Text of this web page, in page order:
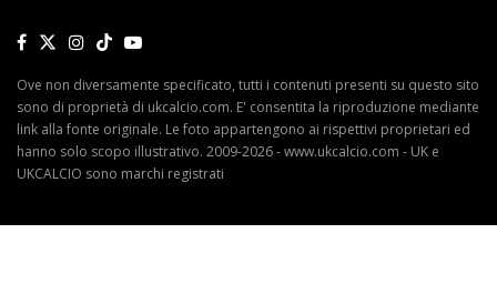
Ove non diversamente specificato, tutti i contenuti presenti su questo sito
sono di proprietà di ukcalcio.com. E' consentita la riproduzione mediante
link alla fonte originale. Le foto appartengono ai rispettivi proprietari ed
hanno solo scopo illustrativo. 2009-2026 - www.ukcalcio.com - UK e
UKCALCIO sono marchi registrati